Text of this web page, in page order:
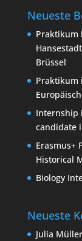
Neueste
Praktikum
Brüssel
Praktikum
Internship
candidate
Erasmus+
Historical
Biology
Neueste
Julia Müller